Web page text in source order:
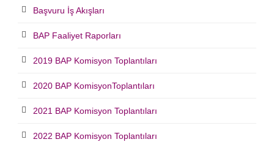
Başvuru İş Akışları
BAP Faaliyet Raporları
2019 BAP Komisyon Toplantıları
2020 BAP KomisyonToplantıları
2021 BAP Komisyon Toplantıları
2022 BAP Komisyon Toplantıları